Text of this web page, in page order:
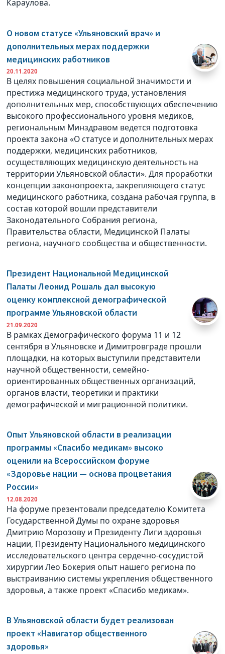
Караулова.
О новом статусе «Ульяновский врач» и
дополнительных мерах поддержки
медицинских работников
20.11.2020
В целях повышения социальной значимости и
престижа медицинского труда, установления
дополнительных мер, способствующих обеспечению
высокого профессионального уровня медиков,
региональным Минздравом ведется подготовка
проекта закона «О статусе и дополнительных мерах
поддержки, медицинских работников,
осуществляющих медицинскую деятельность на
территории Ульяновской области». Для проработки
концепции законопроекта, закрепляющего статус
медицинского работника, создана рабочая группа, в
состав которой вошли представители
Законодательного Собрания региона,
Правительства области, Медицинской Палаты
региона, научного сообщества и общественности.
Президент Национальной Медицинской
Палаты Леонид Рошаль дал высокую
оценку комплексной демографической
программе Ульяновской области
21.09.2020
В рамках Демографического форума 11 и 12
сентября в Ульяновске и Димитровграде прошли
площадки, на которых выступили представители
научной общественности, семейно-
ориентированных общественных организаций,
органов власти, теоретики и практики
демографической и миграционной политики.
Опыт Ульяновской области в реализации
программы «Спасибо медикам» высоко
оценили на Всероссийском форуме
«Здоровье нации — основа процветания
России»
12.08.2020
На форуме презентовали председателю Комитета
Государственной Думы по охране здоровья
Дмитрию Морозову и Президенту Лиги здоровья
нации, Президенту Национального медицинского
исследовательского центра сердечно-сосудистой
хирургии Лео Бокерия опыт нашего региона по
выстраиванию системы укрепления общественного
здоровья, а также проект «Спасибо медикам».
В Ульяновской области будет реализован
проект «Навигатор общественного
здоровья»